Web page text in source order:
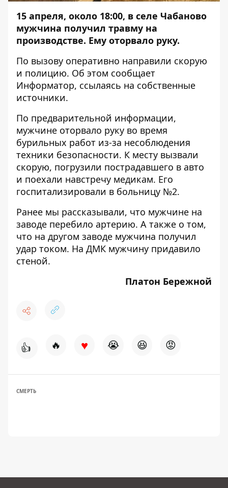
15 апреля, около 18:00, в селе Чабаново
мужчина получил травму на
производстве. Ему оторвало руку.
По вызову оперативно направили скорую
и полицию. Об этом сообщает
Информатор, ссылаясь на собственные
источники.
По предварительной информации,
мужчине оторвало руку во время
бурильных работ из-за несоблюдения
техники безопасности. К месту вызвали
скорую, погрузили пострадавшего в авто
и поехали навстречу медикам. Его
госпитализировали в больницу №2.
Ранее мы рассказывали, что мужчине на
заводе перебило артерию. А также о том,
что на другом заводе мужчина получил
удар током. На ДМК мужчину придавило
стеной.
Платон Бережной
👍 🔥 ♥ 😭 😆 😡
СМЕРТЬ